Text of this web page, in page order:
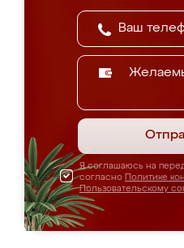
Я соглашаюсь на
согласно Политике
Пользовательскому